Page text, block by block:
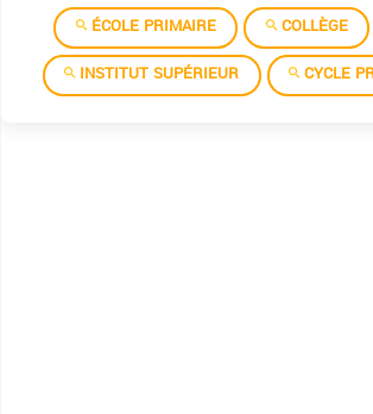
ÉCOLE PRIMAIRE COLLÈGE
INSTITUT SUPÉRIEUR
CYCLE